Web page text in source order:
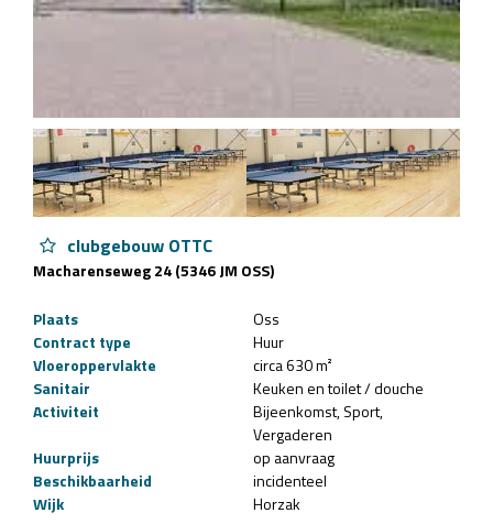
clubgebouw OTTC
Macharenseweg 24 (5346 JM OSS)
Plaats
Oss
Contract type
Huur
Vloeroppervlakte
circa 630 m²
Sanitair
Keuken en toilet / douche
Activiteit
Bijeenkomst Sport
Vergaderen
Huurprijs
op aanvraag
Beschikbaarheid
incidenteel
Wijk
Horzak